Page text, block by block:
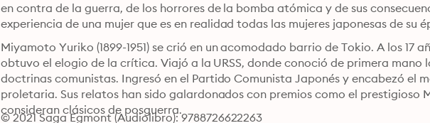
en contra de la guerra, de los horrores de la bomba atómica y de sus
experiencia de una mujer que es en realidad todas las mujeres japonesas de su
⁮Miyamoto Yuriko (1899-1951) se crió en un acomodado barrio de Tokio. A los 17
obtuvo el elogio de la crítica. Viajó a la URSS, donde conoció de primera mano
doctrinas comunistas. Ingresó en el Partido Comunista Japonés y encabezó el
proletaria. Sus relatos han sido galardonados con premios como el prestigioso
consideran clásicos de posguerra.
© 2021 Saga Egmont (Audiolibro): 9788726622263